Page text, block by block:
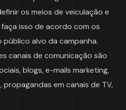
os meios de veiculação e
isso de acordo com os
alvo da campanha.
canais de comunicação são
blogs, e-mails marketing,
em canais de TV,